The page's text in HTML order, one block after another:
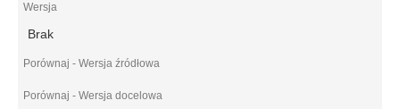
Brak